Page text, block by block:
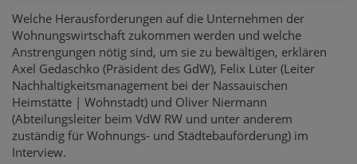
Welche Herausforderungen auf die Unternehmen der
Wohnungswirtschaft zukommen werden und welche
Anstrengungen nötig sind, um sie zu bewältigen, erklären
Axel Gedaschko (Präsident des GdW), Felix Lüter (Leiter
Nachhaltigkeitsmanagement bei der Nassauischen
Heimstätte | Wohnstadt) und Oliver Niermann
(Abteilungsleiter beim VdW RW und unter anderem
zuständig für Wohnungs- und Städtebauförderung) im
Interview.